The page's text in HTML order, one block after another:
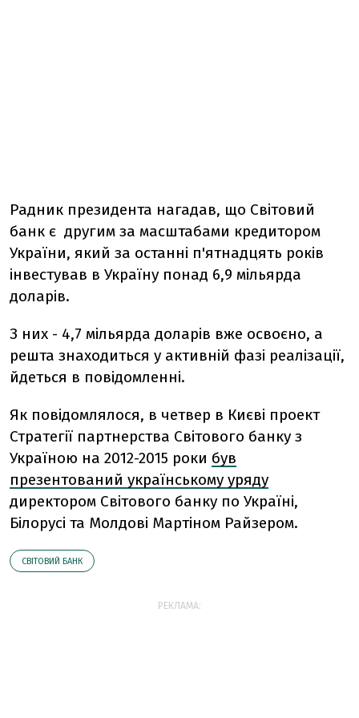
Радник президента нагадав, що Світовий
банк є другим за масштабами кредитором
України, який за останні п'ятнадцять років
інвестував в Україну понад 6,9 мільярда
доларів.
З них - 4,7 мільярда доларів вже освоєно, а
решта знаходиться у активній фазі реалізації,
йдеться в повідомленні.
Як повідомлялося, в четвер в Києві проект
Стратегії партнерства Світового банку з
Україною на 2012-2015 роки був
презентований українському уряду
директором Світового банку по Україні,
Білорусі та Молдові Мартіном Райзером.
СВІТОВИЙ БАНК
РЕКЛАМА: